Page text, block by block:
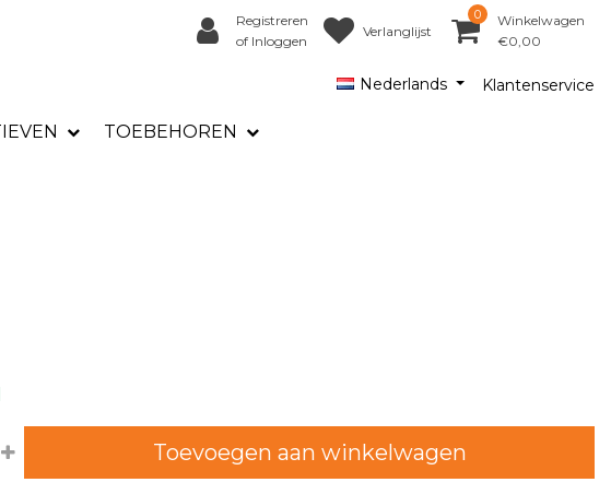
Registreren
of Inloggen
Verlanglijst
0
Winkelwagen
€0,00
Nederlands Klantenservice
TOEBEHOREN
Toevoegen aan winkelwagen